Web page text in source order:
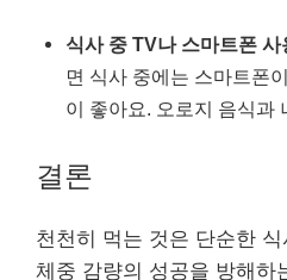
식사 중 TV나 스마트폰 사
면 식사 중에는 스마트폰
이 좋아요. 오로지 음식과
결론
천천히 먹는 것은 단순한
체중 감량의 성공을 방해하